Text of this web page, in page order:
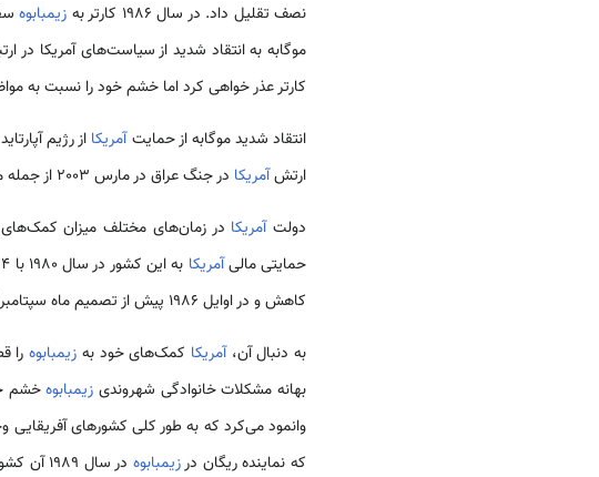
نصف تقلیل داد. در سال 1986 کارتر به
زیمبابوه
موگابه به انتقاد شدید از سیاست‌های آمریکا در
کارتر عذر خواهی کرد اما خشم خود را نسبت به
انتقاد شدید موگابه از حمایتآمریکا از رژیم
ارتشآمریکا در جنگ عراق در مارس 2003 از جمله موارد مهم در تفاوت دیدگاه‌های دو کشور در عرصه سیاست خارجی و بین‌المللی بود.
دولتآمریکا در زمان‌های مختلف میزان کمک‌های
حمایتی مالیآمریکا
کاهش و در اوایل 1986 پیش از تصمیم ماه سپتامبر آن سال مبنی بر لغو همه برنامه‌های آتی کمک خارجی، به کمتر از 20 میلیون دلار رسید
به دنبال آن،آمریکا کمک‌های خود به زیمبابوهرا
بهانه مشکلات خانوادگی شهروندی زیمبابوهخشم
وانمود می‌کرد که به طور کلی کشورهای
که نماینده ریگان درزیمبابوه
در سال